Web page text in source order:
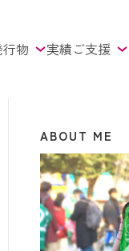
物 実績ご支援
ABOUT ME